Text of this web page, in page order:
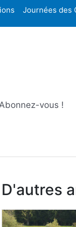
Journées des
vous !
D'autres